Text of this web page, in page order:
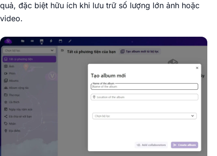
quả, đặc biệt hữu ích khi lưu trữ số lượng lớn ảnh hoặc
video.